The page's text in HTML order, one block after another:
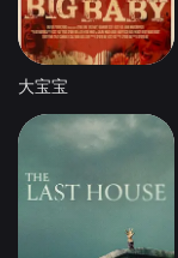
大宝宝